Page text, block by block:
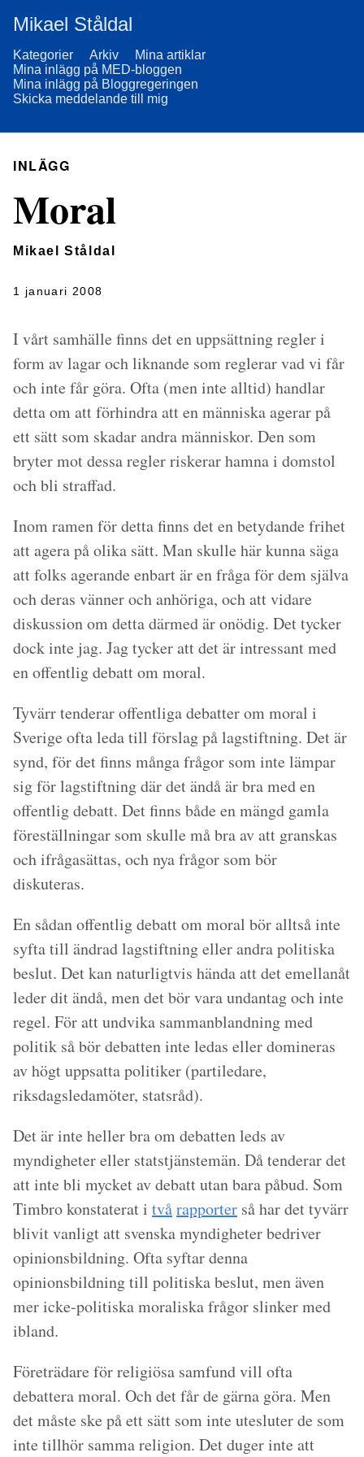
Mikael Ståldal
Kategorier Arkiv
Mina artiklar
Mina inlägg på MED-bloggen
Mina inlägg på Bloggregeringen
Skicka meddelande till mig
INLÄGG
Moral
Mikael Ståldal
1 januari 2008
I vårt samhälle finns det en uppsättning regler i
form av lagar och liknande som reglerar vad vi får
och inte får göra. Ofta (men inte alltid) handlar
detta om att förhindra att en människa agerar på
ett sätt som skadar andra människor. Den som
bryter mot dessa regler riskerar hamna i domstol
och bli straffad.
Inom ramen för detta finns det en betydande frihet
att agera på olika sätt. Man skulle här kunna säga
att folks agerande enbart är en fråga för dem själva
och deras vänner och anhöriga, och att vidare
diskussion om detta därmed är onödig. Det tycker
dock inte jag. Jag tycker att det är intressant med
en offentlig debatt om moral.
Tyvärr tenderar offentliga debatter om moral i
Sverige ofta leda till förslag på lagstiftning. Det är
synd, för det finns många frågor som inte lämpar
sig för lagstiftning där det ändå är bra med en
offentlig debatt. Det finns både en mängd gamla
föreställningar som skulle må bra av att granskas
och ifrågasättas, och nya frågor som bör
diskuteras.
En sådan offentlig debatt om moral bör alltså inte
syfta till ändrad lagstiftning eller andra politiska
beslut. Det kan naturligtvis hända att det emellanåt
leder dit ändå, men det bör vara undantag och inte
regel. För att undvika sammanblandning med
politik så bör debatten inte ledas eller domineras
av högt uppsatta politiker (partiledare,
riksdagsledamöter, statsråd).
Det är inte heller bra om debatten leds av
myndigheter eller statstjänstemän. Då tenderar det
att inte bli mycket av debatt utan bara påbud. Som
Timbro konstaterat i tvårapporter så har det tyvärr
blivit vanligt att svenska myndigheter bedriver
opinionsbildning. Ofta syftar denna
opinionsbildning till politiska beslut, men även
mer icke-politiska moraliska frågor slinker med
ibland.
Företrädare för religiösa samfund vill ofta
debattera moral. Och det får de gärna göra. Men
det måste ske på ett sätt som inte utesluter de som
inte tillhör samma religion. Det duger inte att